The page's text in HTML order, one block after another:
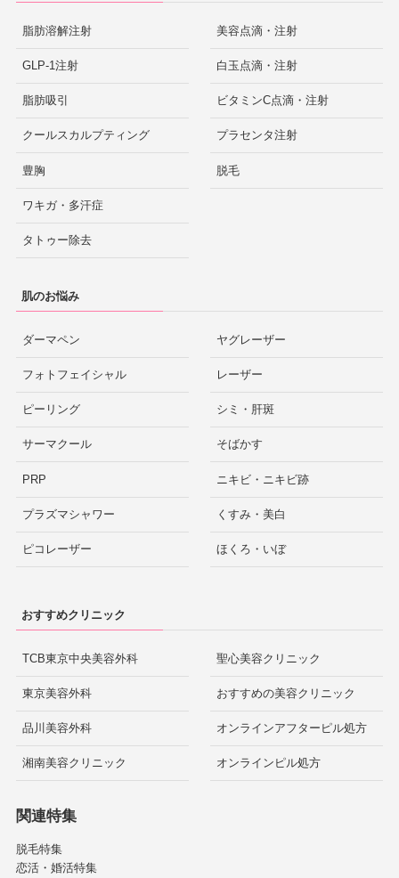
脂肪溶解注射
GLP-1注射
脂肪吸引
クールスカルプティング
豊胸
ワキガ・多汗症
タトゥー除去
美容点滴・注射
白玉点滴・注射
ビタミンC点滴・注射
プラセンタ注射
脱毛
肌のお悩み
ダーマペン
フォトフェイシャル
ピーリング
サーマクール
PRP
プラズマシャワー
ピコレーザー
ヤグレーザー
レーザー
シミ・肝斑
そばかす
ニキビ・ニキビ跡
くすみ・美白
ほくろ・いぼ
おすすめクリニック
TCB東京中央美容外科
東京美容外科
品川美容外科
湘南美容クリニック
聖心美容クリニック
おすすめの美容クリニック
オンラインアフターピル処方
オンラインピル処方
関連特集
脱毛特集
恋活・婚活特集